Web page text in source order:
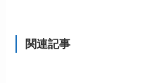
関連記事